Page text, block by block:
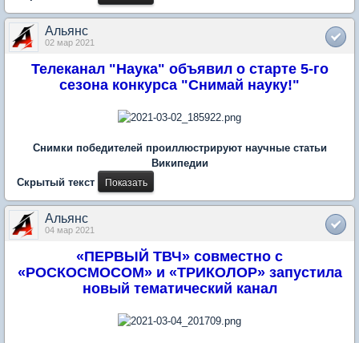
Альянс
02 мар 2021
Телеканал "Наука" объявил о старте 5-го
сезона конкурса "Снимай науку!"
Снимки победителей проиллюстрируют научные статьи
Википедии
Скрытый текст
Альянс
04 мар 2021
«ПЕРВЫЙ ТВЧ» совместно с
«РОСКОСМОСОМ» и «ТРИКОЛОР» запустила
новый тематический канал